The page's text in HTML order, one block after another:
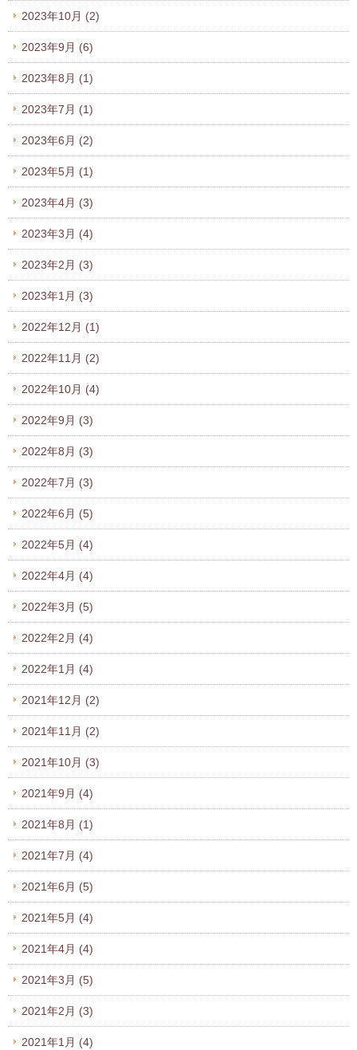
2023年10月 (2)
2023年9月 (6)
2023年8月 (1)
2023年7月 (1)
2023年6月 (2)
2023年5月 (1)
2023年4月 (3)
2023年3月 (4)
2023年2月 (3)
2023年1月 (3)
2022年12月 (1)
2022年11月 (2)
2022年10月 (4)
2022年9月 (3)
2022年8月 (3)
2022年7月 (3)
2022年6月 (5)
2022年5月 (4)
2022年4月 (4)
2022年3月 (5)
2022年2月 (4)
2022年1月 (4)
2021年12月 (2)
2021年11月 (2)
2021年10月 (3)
2021年9月 (4)
2021年8月 (1)
2021年7月 (4)
2021年6月 (5)
2021年5月 (4)
2021年4月 (4)
2021年3月 (5)
2021年2月 (3)
2021年1月 (4)